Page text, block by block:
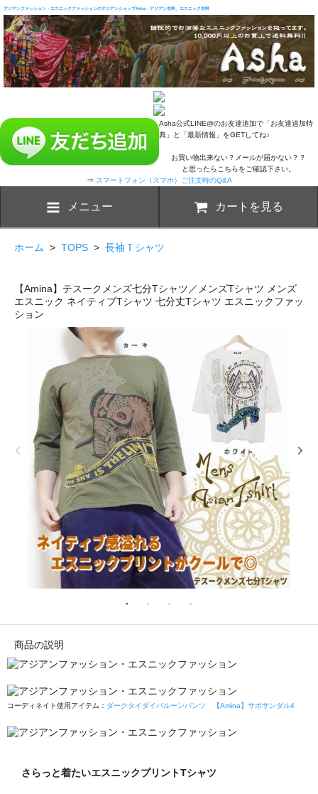
アジアンファッション・エスニックファッションのアジアンショップAsha・アジアン衣料、エスニック衣料
Asha公式LINE@のお友達追加で「お友達追加特
典」と「最新情報」をGETしてね♪
お買い物出来ない？メールが届かない？？
と思ったらこちらをご確認下さい。
⇒ スマートフォン（スマホ）ご注文時のQ&A
メニュー カートを見る
ホーム > TOPS > 長袖Ｔシャツ
【Amina】テスークメンズ七分Tシャツ／メンズTシャツ メンズ
エスニック ネイティブTシャツ 七分丈Tシャツ エスニックファッ
ション
商品の説明
コーディネイト使用アイテム： ダークタイダイバルーンパンツ 【Amina】サボサンダル4
さらっと着たいエスニックプリントTシャツ